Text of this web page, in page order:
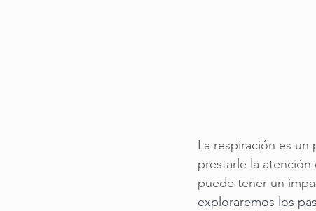
La respiración es un
prestarle la
puede tener un
exploraremos los